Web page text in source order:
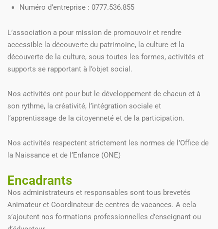
Numéro d’entreprise : 0777.536.855
L’association a pour mission de promouvoir et rendre
accessible la découverte du patrimoine, la culture et la
découverte de la culture, sous toutes les formes, activités et
supports se rapportant à l’objet social.
Nos activités ont pour but le développement de chacun et à
son rythme, la créativité, l’intégration sociale et
l’apprentissage de la citoyenneté et de la participation.
Nos activités respectent strictement les normes de l’Office de
la Naissance et de l’Enfance (ONE)
Encadrants
Nos administrateurs et responsables sont tous brevetés
Animateur et Coordinateur de centres de vacances. A cela
s’ajoutent nos formations professionnelles d’enseignant ou